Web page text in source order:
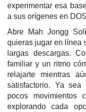
experimentar esa
a sus orígenes en
Abre Mah Jongg
quieras jugar en línea
largas descargas.
familiar y un ritmo
relajarte mientras
satisfactorio. Ya
pocos movimientos
explorando cada